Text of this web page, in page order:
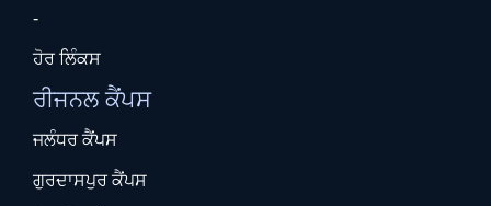
-
ਹੋਰ ਲਿੰਕਸ
ਰੀਜਨਲ ਕੈਂਪਸ
ਜਲੰਧਰ ਕੈਂਪਸ
ਗੁਰਦਾਸਪੁਰ ਕੈਂਪਸ